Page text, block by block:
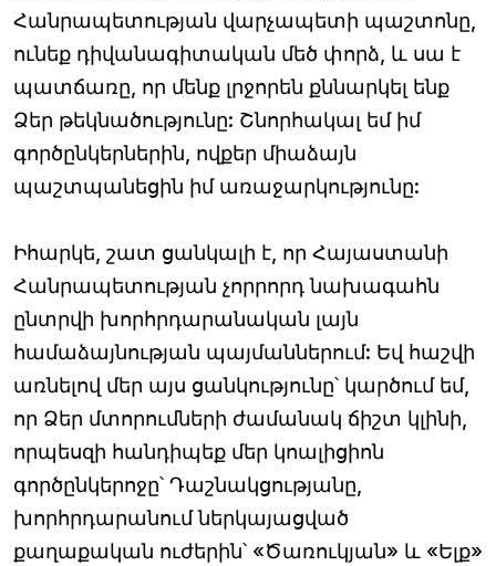
Հանրապետության վարչապետի պաշտոնը,
ունեք դիվանագիտական մեծ փորձ, և սա է
պատճառը, որ մենք լրջորեն քննարկել ենք
Ձեր թեկնածությունը: Շնորհակալ եմ իմ
գործընկերներին, ովքեր միաձայն
պաշտպանեցին իմ առաջարկությունը:
Իհարկե, շատ ցանկալի է, որ Հայաստանի
Հանրապետության չորրորդ նախագահն
ընտրվի խորհրդարանական լայն
համաձայնության պայմաններում: Եվ հաշվի
առնելով մեր այս ցանկությունը՝ կարծում եմ,
որ Ձեր մտորումների ժամանակ ճիշտ կլինի,
որպեսզի հանդիպեք մեր կոալիցիոն
գործընկերոջը՝ Դաշնակցությանը,
խորհրդարանում ներկայացված
քաղաքական ուժերին՝ «Ծառուկյան» և «Ելք»